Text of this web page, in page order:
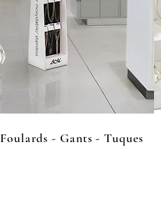
Foulards - Gants - Tuques